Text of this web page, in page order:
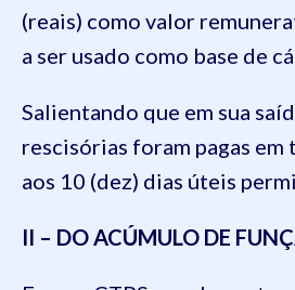
(reais) como valor
a ser usado como base de
Salientando que em sua
rescisórias foram pagas
aos 10 (dez) dias úteis
II – DO ACÚMULO DE